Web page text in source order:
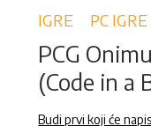
IGRE PC IGRE
PCG
(Code in a
Budi prvi koji će